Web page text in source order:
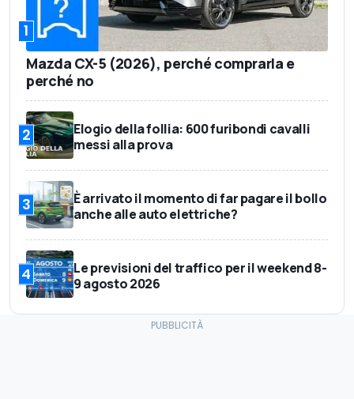
1
Mazda CX-5 (2026), perché comprarla e
perché no
2
Elogio della follia: 600 furibondi cavalli
messi alla prova
3
È arrivato il momento di far pagare il bollo
anche alle auto elettriche?
4
Le previsioni del traffico per il weekend 8-
9 agosto 2026